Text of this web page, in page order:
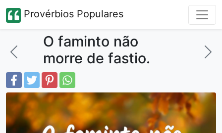
Provérbios Populares
O faminto não
morre de fastio.